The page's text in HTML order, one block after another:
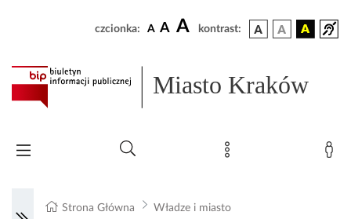
czcionka: A A A kontrast:
Miasto Kraków
Strona Główna
Władze i miasto